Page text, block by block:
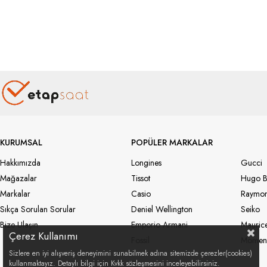
KURUMSAL
Hakkımızda
Mağazalar
Markalar
Sıkça Sorulan Sorular
Bize Ulaşın
POPÜLER MARKALAR
Longines
Tissot
Casio
Deniel Wellington
Emporio Armani
Gucci
Hugo
Seiko
Çerez Kullanımı
Sizlere en iyi alışveriş deneyimini sunabilmek adına sitemizde çerezler(cookies)
kullanmaktayız. Detaylı bilgi için Kvkk sözleşmesini inceleyebilirsiniz.